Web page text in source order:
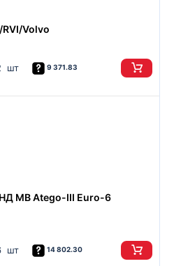
RVI/Volvo
шт 9 371.83
MB Atego-III Euro-6
шт 14 802.30